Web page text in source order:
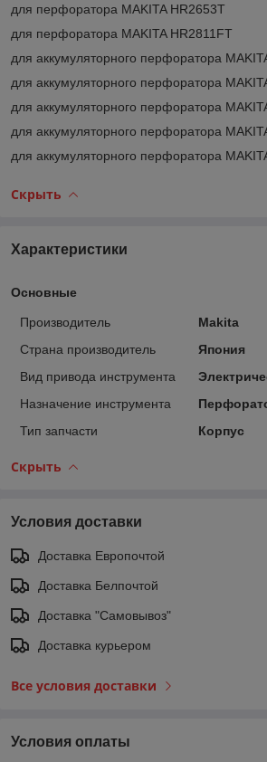
для перфоратора MAKITA HR2653T
для перфоратора MAKITA HR2811FT
для аккумуляторного перфоратора
для аккумуляторного перфоратора
для аккумуляторного перфоратора
для аккумуляторного перфоратора
для аккумуляторного перфоратора
Скрыть
Характеристики
Основные
Производитель
Makita
Страна производитель
Япония
Вид привода инструмента
Назначение инструмента
Тип запчасти
Корпус
Скрыть
Условия доставки
Доставка Европочтой
Доставка Белпочтой
Доставка "Самовывоз"
Доставка курьером
Все условия доставки
Условия оплаты